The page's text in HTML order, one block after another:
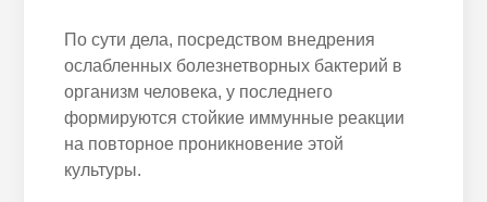
По сути дела, посредством внедрения
ослабленных болезнетворных бактерий в
организм человека, у последнего
формируются стойкие иммунные реакции
на повторное проникновение этой
культуры.